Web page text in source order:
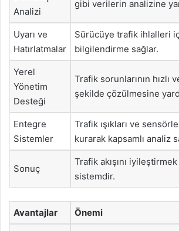
Analizi
gibi verilerin analizine
Uyarı ve
Hatırlatmalar
Sürücüye trafik ihlalleri
bilgilendirme sağlar.
Yerel
Yönetim
Desteği
Trafik sorunlarının hızlı
şekilde çözülmesine
Entegre
Sistemler
Trafik ışıkları ve
kurarak kapsamlı analiz
Sonuç
Trafik akışını
sistemdir.
Avantajlar Önemi